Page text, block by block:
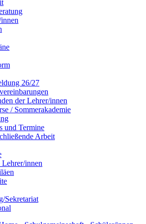
26/27
der Lehrer/innen
/ Sommerakademie
und Termine
Arbeit
innen
Sekretariat